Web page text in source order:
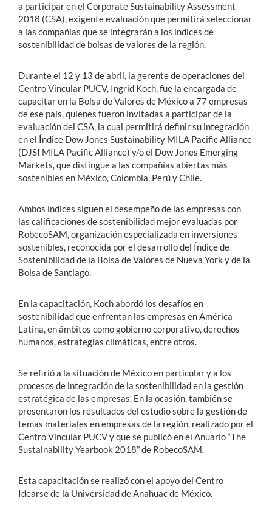
a participar en el Corporate Sustainability Assessment
2018 (CSA), exigente evaluación que permitirá seleccionar
a las compañías que se integrarán a los índices de
sostenibilidad de bolsas de valores de la región.
Durante el 12 y 13 de abril, la gerente de operaciones del
Centro Vincular PUCV, Ingrid Koch, fue la encargada de
capacitar en la Bolsa de Valores de México a 77 empresas
de ese país, quienes fueron invitadas a participar de la
evaluación del CSA, la cual permitirá definir su integración
en el Índice Dow Jones Sustainability MILA Pacific Alliance
(DJSI MILA Pacific Alliance) y/o el Dow Jones Emerging
Markets, que distingue a las compañías abiertas más
sostenibles en México, Colombia, Perú y Chile.
Ambos índices siguen el desempeño de las empresas con
las calificaciones de sostenibilidad mejor evaluadas por
RobecoSAM, organización especializada en inversiones
sostenibles, reconocida por el desarrollo del Índice de
Sostenibilidad de la Bolsa de Valores de Nueva York y de la
Bolsa de Santiago.
En la capacitación, Koch abordó los desafíos en
sostenibilidad que enfrentan las empresas en América
Latina, en ámbitos como gobierno corporativo, derechos
humanos, estrategias climáticas, entre otros.
Se refirió a la situación de México en particular y a los
procesos de integración de la sostenibilidad en la gestión
estratégica de las empresas. En la ocasión, también se
presentaron los resultados del estudio sobre la gestión de
temas materiales en empresas de la región, realizado por el
Centro Vincular PUCV y que se publicó en el Anuario “The
Sustainability Yearbook 2018” de RobecoSAM.
Esta capacitación se realizó con el apoyo del Centro
Idearse de la Universidad de Anahuac de México.